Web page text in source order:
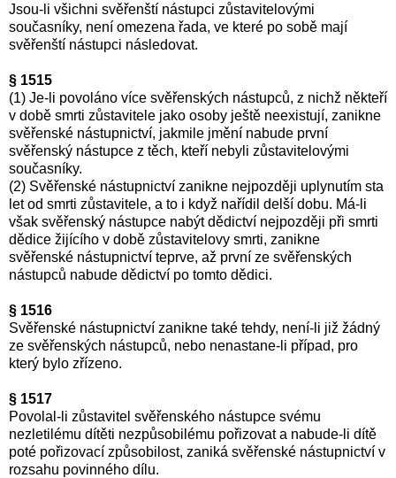
Jsou-li všichni svěřenští nástupci zůstavitelovými
současníky, není omezena řada, ve které po sobě mají
svěřenští nástupci následovat.
§ 1515
(1) Je-li povoláno více svěřenských nástupců, z nichž někteří
v době smrti zůstavitele jako osoby ještě neexistují, zanikne
svěřenské nástupnictví, jakmile jmění nabude první
svěřenský nástupce z těch, kteří nebyli zůstavitelovými
současníky.
(2) Svěřenské nástupnictví zanikne nejpozději uplynutím sta
let od smrti zůstavitele, a to i když nařídil delší dobu. Má-li
však svěřenský nástupce nabýt dědictví nejpozději při smrti
dědice žijícího v době zůstavitelovy smrti, zanikne
svěřenské nástupnictví teprve, až první ze svěřenských
nástupců nabude dědictví po tomto dědici.
§ 1516
Svěřenské nástupnictví zanikne také tehdy, není-li již žádný
ze svěřenských nástupců, nebo nenastane-li případ, pro
který bylo zřízeno.
§ 1517
Povolal-li zůstavitel svěřenského nástupce svému
nezletilému dítěti nezpůsobilému pořizovat a nabude-li dítě
poté pořizovací způsobilost, zaniká svěřenské nástupnictví v
rozsahu povinného dílu.